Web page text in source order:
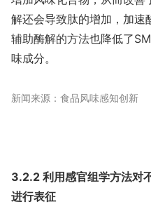
解还会导致肽的增加，加速
辅助酶解的方法也降低了
味成分。
新闻来源：食品风味感知创新
3.2.2 利用感官组学方法对
进行表征